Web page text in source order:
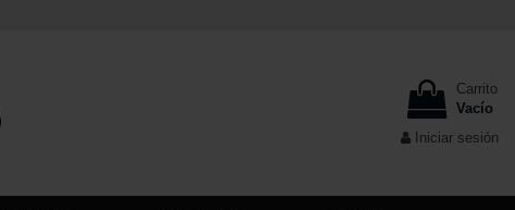
Carrito
Vacío
Iniciar sesión